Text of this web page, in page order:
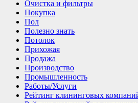
Очистка и фильтры
Покупка
Пол
Полезно знать
Потолок
Прихожая
Продажа
Производство
Промышленность
Работы/Услуги
Рейтинг клининговых